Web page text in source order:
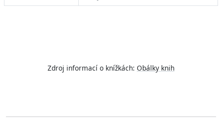
Zdroj informací o knížkách: Obálky knih